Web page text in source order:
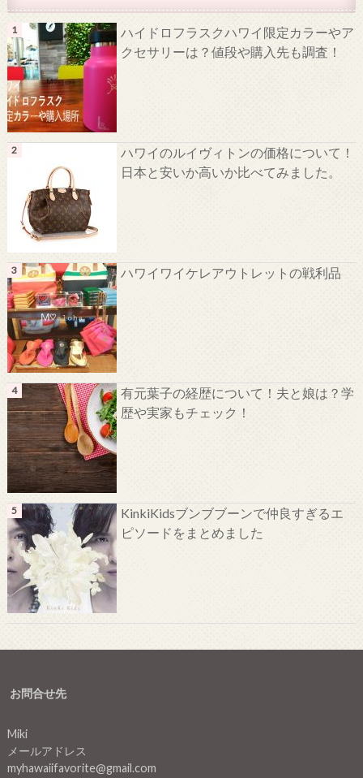
ハイドロフラスクハワイ限定カラーやア
クセサリーは？値段や購入先も調査！
ハワイのルイヴィトンの価格について！
日本と安いか高いか比べてみました。
ハワイワイケレアウトレットの戦利品
有元葉子の経歴について！夫と娘は？学
歴や実家もチェック！
KinkiKidsブンブブーンで仲良すぎるエ
ピソードをまとめました
お問合せ先
Miki
メールアドレス
myhawaiifavorite@gmail.com